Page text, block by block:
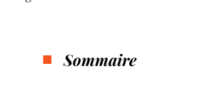
Sommaire